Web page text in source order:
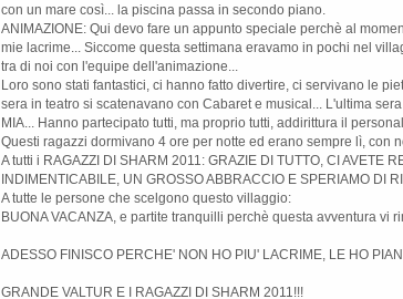
con un mare così... la piscina passa in secondo piano.
ANIMAZIONE: Qui devo fare un appunto speciale perchè al
mie lacrime... Siccome questa settimana eravamo in pochi nel
tra di noi con l'equipe dell'animazione...
Loro sono stati fantastici, ci hanno fatto divertire, ci servivano le
sera in teatro si scatenavano con Cabaret e musical... L'ultima
MIA... Hanno partecipato tutti, ma proprio tutti, addirittura il
Questi ragazzi dormivano 4 ore per notte ed erano sempre lì, con
A tutti i RAGAZZI DI SHARM 2011: GRAZIE DI TUTTO, CI AVETE
INDIMENTICABILE, UN GROSSO ABBRACCIO E SPERIAMO DI
A tutte le persone che scelgono questo villaggio:
BUONA VACANZA, e partite tranquilli perchè questa avventura vi
ADESSO FINISCO PERCHE' NON HO PIU' LACRIME, LE HO
GRANDE VALTUR E I RAGAZZI DI SHARM 2011!!!